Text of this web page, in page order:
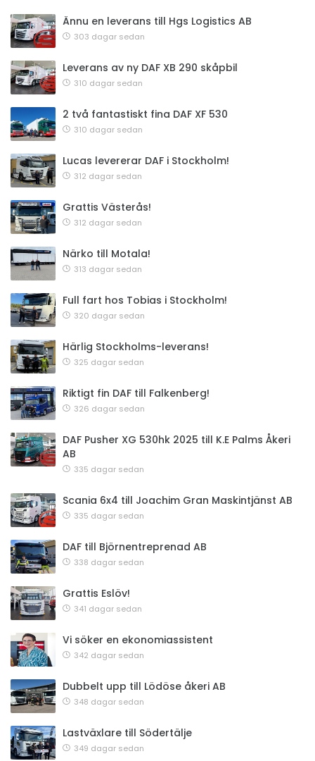
Ännu en leverans till Hgs Logistics AB
303 dagar sedan
Leverans av ny DAF XB 290 skåpbil
310 dagar sedan
2 två fantastiskt fina DAF XF 530
310 dagar sedan
Lucas levererar DAF i Stockholm!
312 dagar sedan
Grattis Västerås!
312 dagar sedan
Närko till Motala!
313 dagar sedan
Full fart hos Tobias i Stockholm!
320 dagar sedan
Härlig Stockholms-leverans!
325 dagar sedan
Riktigt fin DAF till Falkenberg!
326 dagar sedan
DAF Pusher XG 530hk 2025 till K.E Palms Åkeri
AB
335 dagar sedan
Scania 6x4 till Joachim Gran Maskintjänst AB
335 dagar sedan
DAF till Björnentreprenad AB
338 dagar sedan
Grattis Eslöv!
341 dagar sedan
Vi söker en ekonomiassistent
342 dagar sedan
Dubbelt upp till Lödöse åkeri AB
348 dagar sedan
Lastväxlare till Södertälje
349 dagar sedan